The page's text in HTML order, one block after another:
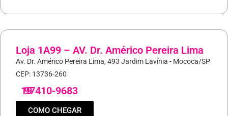
Loja 1A99 – AV. Dr. Américo Pereira Lima
Av. Dr. Américo Pereira Lima, 493 Jardim Lavínia - Mococa/SP
CEP: 13736-260
19
97410-9683
COMO CHEGAR